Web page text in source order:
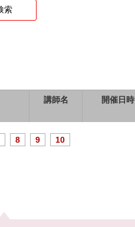
講師名 開催日時
8 9 10